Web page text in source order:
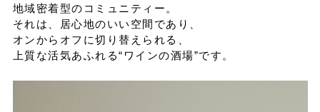
お問い合わせ
地域密着型のコミュニティー。
それは、居心地のいい空間であり、
オンからオフに切り替えられる、
上質な活気あふれる“ワインの酒場”です。